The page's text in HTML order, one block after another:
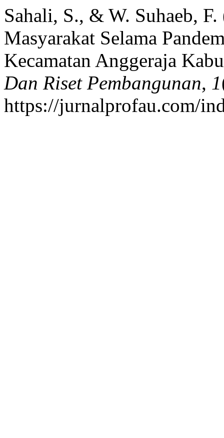
Sahali, S., & W. Suhaeb,
Masyarakat Selama
Kecamatan Anggeraja
Dan Riset Pembangunan, 1
https://jurnalprofau.com/